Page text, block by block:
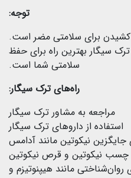
توجه:
کشیدن برای سلامتی مضر است.
سیگار بهترین راه برای حفظ
سلامتی شما است.
راه‌های ترک سیگار:
مراجعه به مشاور ترک سیگار
استفاده از داروهای ترک سیگار
نیکوتین مانند آدامس
چسب نیکوتین و قرص نیکوتین
مانند هیپنوتیزم و